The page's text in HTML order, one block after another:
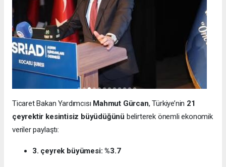
Ticaret Bakan Yardımcısı Mahmut Gürcan, Türkiye’nin 21
çeyrektir kesintisiz büyüdüğünü belirterek önemli ekonomik
veriler paylaştı:
3. çeyrek büyümesi: %3.7